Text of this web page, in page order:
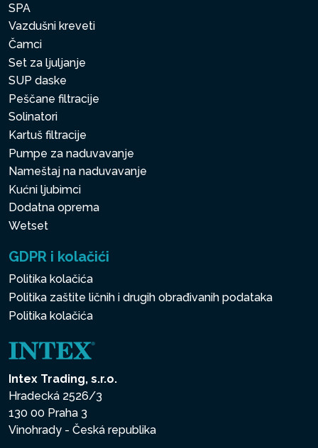
SPA
Vazdušni kreveti
Čamci
Set za ljuljanje
SUP daske
Peščane filtracije
Solinatori
Kartuš filtracije
Pumpe za naduvavanje
Nameštaj na naduvavanje
Kućni ljubimci
Dodatna oprema
Wetset
GDPR i kolačići
Politika kolačića
Politika zaštite ličnih i drugih obrađivanih podataka
Politika kolačića
Intex Trading, s.r.o.
Hradecká 2526/3
130 00 Praha 3
Vinohrady - Česká republika